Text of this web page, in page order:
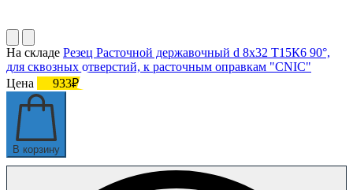
На складе Резец Расточной державочный d 8х32 Т15К6 90°,
для сквозных отверстий, к расточным оправкам "CNIC"
Цена
933₽
В корзину